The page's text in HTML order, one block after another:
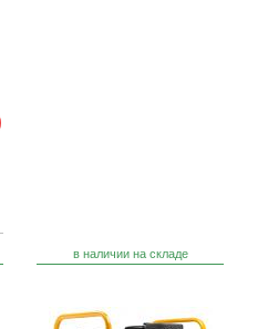
в наличии на складе